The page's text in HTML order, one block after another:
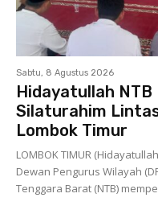
Sabtu, 8 Agustus 2026
Hidayatullah
Silaturahim
Lombok Timur
LOMBOK TIMUR
Dewan Pengurus Wilayah
Tenggara Barat (NTB)